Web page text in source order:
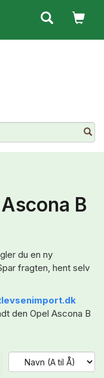
B
du en ny
fragten, hent selv
den Opel Ascona B